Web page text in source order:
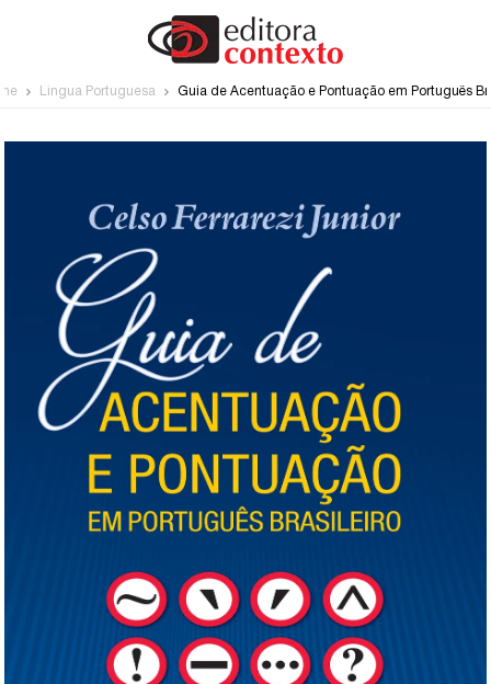
Língua Portuguesa Guia de Acentuação e Pontuação em Português